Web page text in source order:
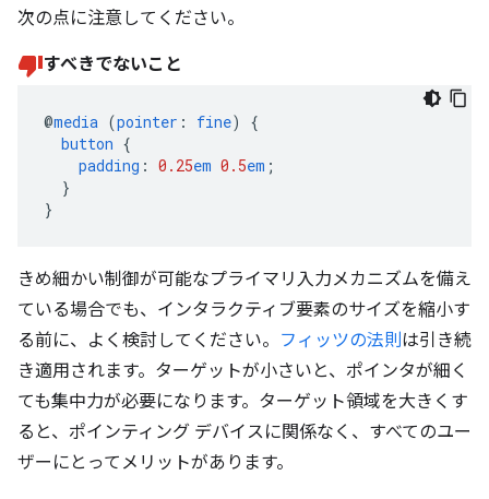
次の点に注意してください。
すべきでないこと
@media (pointer : fine)
{
button {
padding : 0.25em 0.5em ;
}
}
きめ細かい制御が可能なプライマリ入力メカニズムを備え
ている場合でも、インタラクティブ要素のサイズを縮小す
る前に、よく検討してください。 フィッツの法則は引き続
き適用されます。ターゲットが小さいと、ポインタが細く
ても集中力が必要になります。ターゲット領域を大きくす
ると、ポインティング デバイスに関係なく、すべてのユー
ザーにとってメリットがあります。